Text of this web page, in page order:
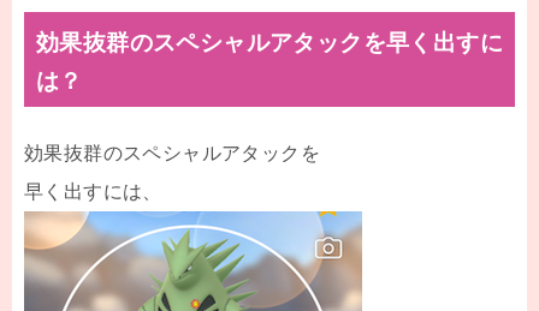
効果抜群のスペシャルアタックを早く出すに
は？
効果抜群のスペシャルアタックを
早く出すには、